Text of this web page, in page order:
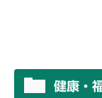
健康・